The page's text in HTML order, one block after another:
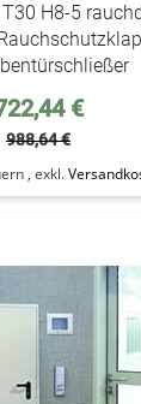
H8-5
€
988,64 €
, exkl.